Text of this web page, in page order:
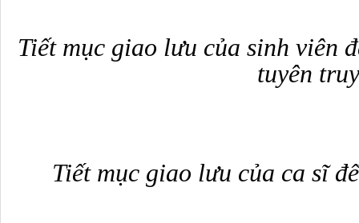
Tiết mục giao lưu của sinh viên
tuyên
Tiết mục giao lưu của ca sĩ